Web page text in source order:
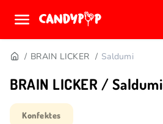
BRAIN LICKER Saldumi
BRAIN LICKER / Saldumi
Konfektes